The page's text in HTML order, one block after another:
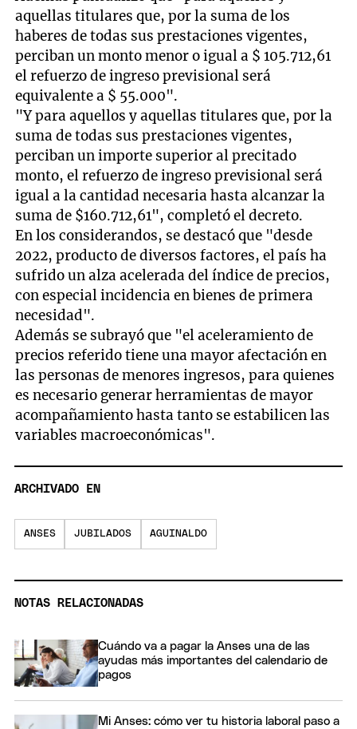
aquellas titulares que, por la suma de los
haberes de todas sus prestaciones vigentes,
perciban un monto menor o igual a $ 105.712,61
el refuerzo de ingreso previsional será
equivalente a $ 55.000".
"Y para aquellos y aquellas titulares que, por la
suma de todas sus prestaciones vigentes,
perciban un importe superior al precitado
monto, el refuerzo de ingreso previsional será
igual a la cantidad necesaria hasta alcanzar la
suma de $160.712,61", completó el decreto.
En los considerandos, se destacó que "desde
2022, producto de diversos factores, el país ha
sufrido un alza acelerada del índice de precios,
con especial incidencia en bienes de primera
necesidad".
Además se subrayó que "el aceleramiento de
precios referido tiene una mayor afectación en
las personas de menores ingresos, para quienes
es necesario generar herramientas de mayor
acompañamiento hasta tanto se estabilicen las
variables macroeconómicas".
ARCHIVADO EN
ANSES JUBILADOS AGUINALDO
NOTAS RELACIONADAS
Cuándo va a pagar la Anses una de las
ayudas más importantes del calendario de
pagos
Mi Anses: cómo ver tu historia laboral paso a